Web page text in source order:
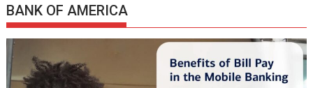
BANK OF AMERICA